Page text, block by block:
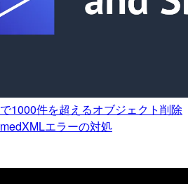
1000件を超えるオブジェクト削除
エラーの対処